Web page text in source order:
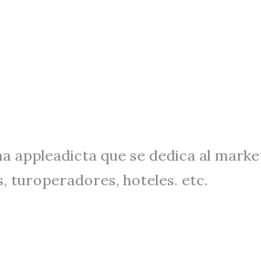
appleadicta que se dedica al
turoperadores, hoteles. etc.